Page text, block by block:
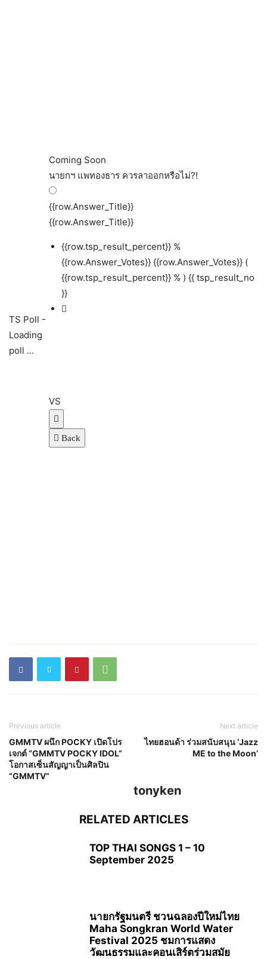
TS Poll -
Loading
poll ...
Coming Soon
นายกฯ แพทองธาร ควรลาออกหรือไม่?!
{{row.Answer_Title}}
{{row.Answer_Title}}
{{row.tsp_result_percent}} %
{{row.Answer_Votes}} {{row.Answer_Votes}} (
{{row.tsp_result_percent}} % ) {{ tsp_result_no
}}
VS
Back
Previous article
GMMTV ผนึก POCKY เปิดโปร
เจกต์ “GMMTV POCKY IDOL”
โอกาสเซ็นสัญญาเป็นศิลปิน
“GMMTV”
Next article
ไทยฮอนด้า ร่วมสนับสนุน ‘Jazz
ME to the Moon’
tonyken
RELATED ARTICLES
TOP THAI SONGS 1 – 10
September 2025
นายกรัฐมนตรี ชวนฉลองปีใหม่ไทย
Maha Songkran World Water
Festival 2025 ชมการแสดง
วัฒนธรรมและคอนเสิร์ตร่วมสมัย